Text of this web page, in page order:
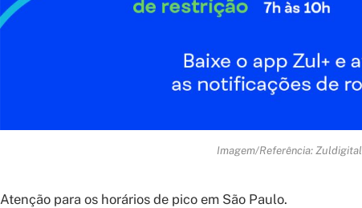
Imagem/Referência: Zuldigital
Atenção para os horários de pico em São Paulo.